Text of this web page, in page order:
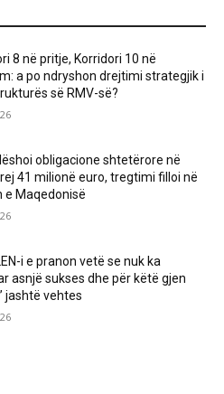
8 në pritje, Korridori 10 në
a po ndryshon drejtimi strategjik i
së RMV-së?
obligacione shtetërore në
41 milionë euro, tregtimi filloi në
e Maqedonisë
i e pranon vetë se nuk ka
asnjë sukses dhe për këtë gjen
jashtë vehtes